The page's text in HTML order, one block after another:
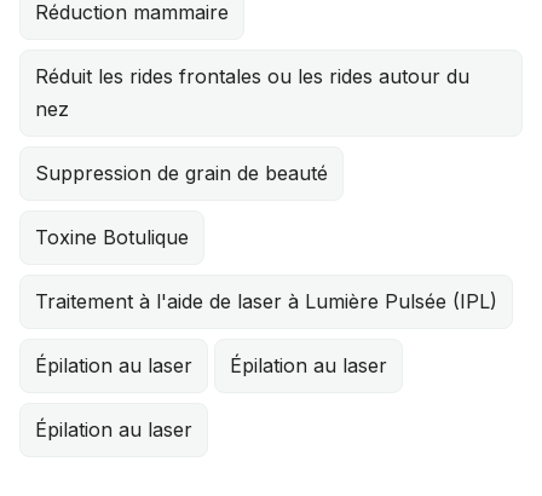
Réduction mammaire
Réduit les rides frontales ou les rides autour du
nez
Suppression de grain de beauté
Toxine Botulique
Traitement à l'aide de laser à Lumière Pulsée (IPL)
Épilation au laser Épilation au laser
Épilation au laser